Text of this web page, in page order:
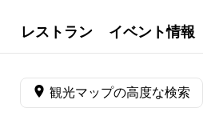
レストラン イベント情報
観光マップの高度な検索